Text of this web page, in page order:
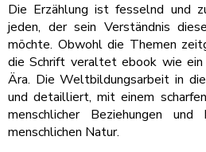
Die Erzählung ist fesselnd und
jeden, der sein Verständnis
möchte. Obwohl die Themen
die Schrift veraltet ebook wie ein
Ära. Die Weltbildungsarbeit in
und detailliert, mit einem
menschlicher Beziehungen
menschlichen Natur.